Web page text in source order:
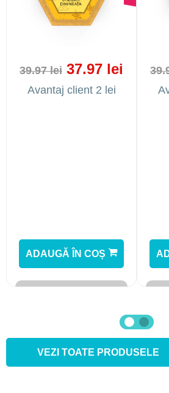
39.97 lei 37.97 lei
Avantaj client 2 lei
ADAUGĂ ÎN COȘ
VEZI TOATE PRODUSELE